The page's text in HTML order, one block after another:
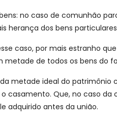
no caso de comunhão
herança dos bens
caso, por mais estranho
metade de todos os bens do
metade ideal do patrimônio
casamento. Que, no caso
adquirido antes da união.